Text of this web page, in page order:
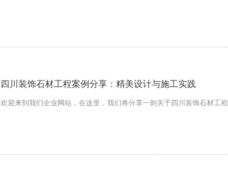
四川装饰石材工程案例分享：精美设计与施工实践
欢迎来到我们企业网站，在这里，我们将分享一则关于四川装饰石材